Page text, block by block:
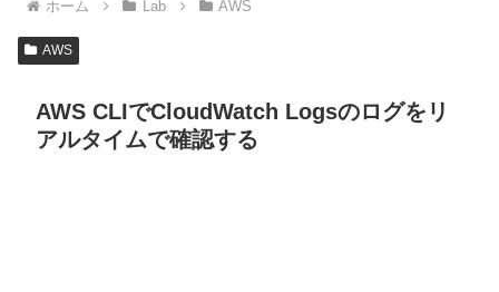
ホーム Lab AWS
AWS
AWS CLIでCloudWatch Logsのログをリ
アルタイムで確認する